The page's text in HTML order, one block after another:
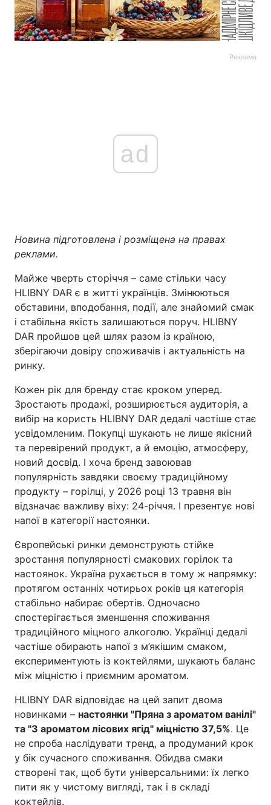
Реклама
ad
Новина підготовлена і розміщена на правах
реклами.
Майже чверть сторіччя – саме стільки часу
HLIBNY DAR є в житті українців. Змінюються
обставини, вподобання, події, але знайомий смак
і стабільна якість залишаються поруч. HLIBNY
DAR пройшов цей шлях разом із країною,
зберігаючи довіру споживачів і актуальність на
ринку.
Кожен рік для бренду стає кроком уперед.
Зростають продажі, розширюється аудиторія, а
вибір на користь HLIBNY DAR дедалі частіше стає
усвідомленим. Покупці шукають не лише якісний
та перевірений продукт, а й емоцію, атмосферу,
новий досвід. І хоча бренд завоював
популярність завдяки своєму традиційному
продукту – горілці, у 2026 році 13 травня він
відзначає важливу віху: 24-річчя. І презентує нові
напої в категорії настоянки.
Європейські ринки демонструють стійке
зростання популярності смакових горілок та
настоянок. Україна рухається в тому ж напрямку:
протягом останніх чотирьох років ця категорія
стабільно набирає обертів. Одночасно
спостерігається зменшення споживання
традиційного міцного алкоголю. Українці дедалі
частіше обирають напої з м’якішим смаком,
експериментують із коктейлями, шукають баланс
між міцністю і приємним ароматом.
HLIBNY DAR відповідає на цей запит двома
новинками – настоянки "Пряна з ароматом ванілі"
та "З ароматом лісових ягід" міцністю 37,5%. Це
не спроба наслідувати тренд, а продуманий крок
у бік сучасного споживання. Обидва смаки
створені так, щоб бути універсальними: їх легко
пити як у чистому вигляді, так і в складі
коктейлів.